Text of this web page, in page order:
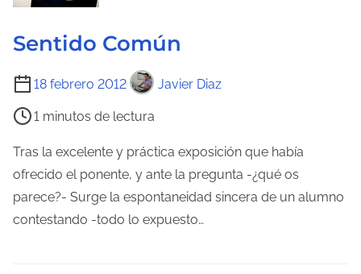
e
a
n
t
r
a
d
Sentido Común
18 febrero 2012 Javier Diaz
T
e
m
p
o
d
1 minutos de lectura
Tras la excelente y práctica exposición que había
ofrecido el ponente, y ante la pregunta -¿qué os
parece?- Surge la espontaneidad sincera de un alumno
contestando -todo lo expuesto…